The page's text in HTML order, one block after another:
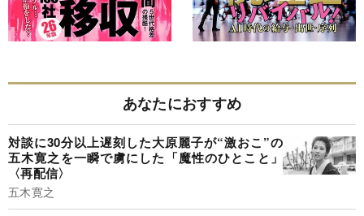
あなたにおすすめ
対談に30分以上遅刻した大原麗子が“激おこ”の
五木寛之を一瞬で虜にした「魔性のひとこと」
〈再配信〉
五木寛之